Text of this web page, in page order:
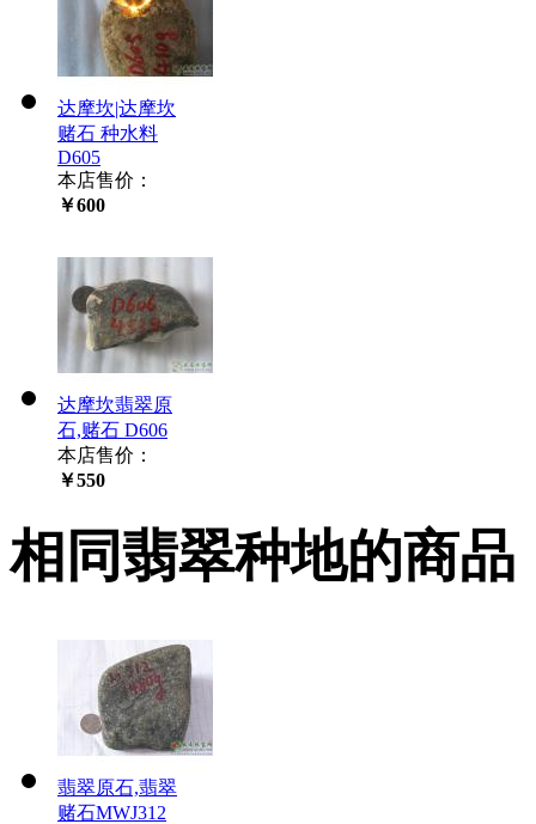
达摩坎|达摩坎
赌石 种水料
D605
本店售价：
￥600
达摩坎翡翠原
石,赌石 D606
本店售价：
￥550
相同翡翠种地的商品
翡翠原石,翡翠
赌石MWJ312